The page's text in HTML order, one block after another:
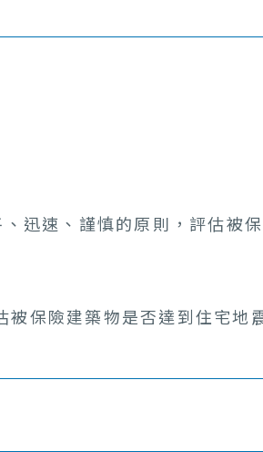
迅速、謹慎的原則，評估被
保險建築物是否達到住宅地